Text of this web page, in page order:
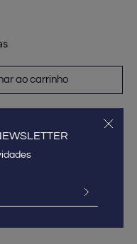
ao carrinho